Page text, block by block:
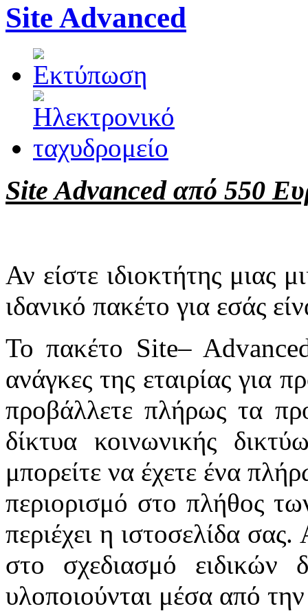
Site Advanced
Site Advanced από 550
Αν είστε ιδιοκτήτης μιας
ιδανικό πακέτο για εσάς
Το πακέτο Site–
ανάγκες της εταιρίας για
προβάλλετε πλήρως τα
δίκτυα κοινωνικής
μπορείτε να έχετε ένα
περιορισμό στο πλήθος
περιέχει η ιστοσελίδα
στο σχεδιασμό ειδικών
υλοποιούνται μέσα από